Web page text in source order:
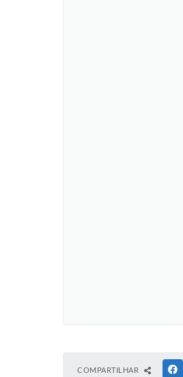
COMPARTILHAR